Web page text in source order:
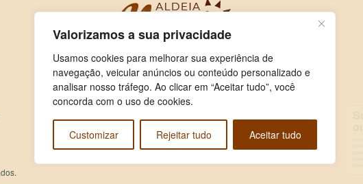
Valorizamos a sua privacidade
Usamos cookies para melhorar sua experiência de
navegação, veicular anúncios ou conteúdo personalizado e
analisar nosso tráfego. Ao clicar em “Aceitar tudo”, você
concorda com o uso de cookies.
Customizar Rejeitar tudo Aceitar tudo